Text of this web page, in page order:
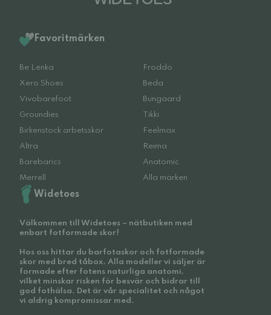
Favoritmärken
Be Lenka
Froddo
Xero Shoes
Beda
Vivobarefoot
Bungaard
Groundies
Tikki
Birkenstock arbetsskor
Feelmax
Altra
Reima
Barebarics
Anatomic
Merrell
Alla märken
Widetoes
Välkommen till Widetoes – nätbutiken med
enbart fotformade skor!
Hos oss hittar du barfotaskor och fotformade
skor med bred tåbox. Alla modeller vi säljer är
formade efter fotens naturliga anatomi,
vilket minskar risken för besvär och bidrar till
god fothälsa. Det är vår specialitet och något
vi aldrig kompromissar med.